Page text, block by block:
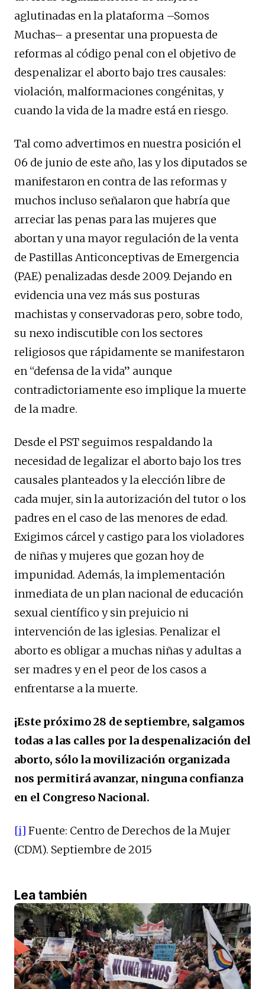
aglutinadas en la plataforma –Somos
Muchas– a presentar una propuesta de
reformas al código penal con el objetivo de
despenalizar el aborto bajo tres causales:
violación, malformaciones congénitas, y
cuando la vida de la madre está en riesgo.
Tal como advertimos en nuestra posición el
06 de junio de este año, las y los diputados se
manifestaron en contra de las reformas y
muchos incluso señalaron que habría que
arreciar las penas para las mujeres que
abortan y una mayor regulación de la venta
de Pastillas Anticonceptivas de Emergencia
(PAE) penalizadas desde 2009. Dejando en
evidencia una vez más sus posturas
machistas y conservadoras pero, sobre todo,
su nexo indiscutible con los sectores
religiosos que rápidamente se manifestaron
en “defensa de la vida” aunque
contradictoriamente eso implique la muerte
de la madre.
Desde el PST seguimos respaldando la
necesidad de legalizar el aborto bajo los tres
causales planteados y la elección libre de
cada mujer, sin la autorización del tutor o los
padres en el caso de las menores de edad.
Exigimos cárcel y castigo para los violadores
de niñas y mujeres que gozan hoy de
impunidad. Además, la implementación
inmediata de un plan nacional de educación
sexual científico y sin prejuicio ni
intervención de las iglesias. Penalizar el
aborto es obligar a muchas niñas y adultas a
ser madres y en el peor de los casos a
enfrentarse a la muerte.
¡Este próximo 28 de septiembre, salgamos
todas a las calles por la despenalización del
aborto, sólo la movilización organizada
nos permitirá avanzar, ninguna confianza
en el Congreso Nacional.
[i] Fuente: Centro de Derechos de la Mujer
(CDM). Septiembre de 2015
Lea también